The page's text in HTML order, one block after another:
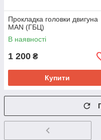
Прокладка головки двигуна
MAN (ГБЦ)
В наявності
1 200 ₴
Купити